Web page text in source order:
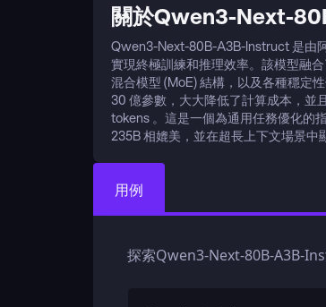
關於Qwen3-Next-
Qwen3-Next-80B-A3B-Instruct 是由
實現終極訓練和推理效率。該模型融
混合模型 (MoE) 結構，以及各種穩定
30 億參數，大大降低了計算成本，並
tokens 。這是一個為通用任務優化的
235B 相媲美，並在超長上下文場景中
用例
探索Qwen3-Next-80B-A3B-